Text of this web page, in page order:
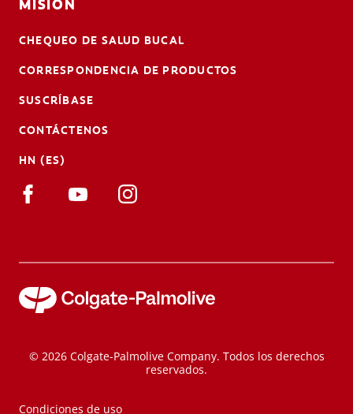
MISIÓN
CHEQUEO DE SALUD BUCAL
CORRESPONDENCIA DE PRODUCTOS
SUSCRÍBASE
CONTÁCTENOS
HN (ES)
© 2026 Colgate-Palmolive Company. Todos los derechos
reservados.
Condiciones de uso